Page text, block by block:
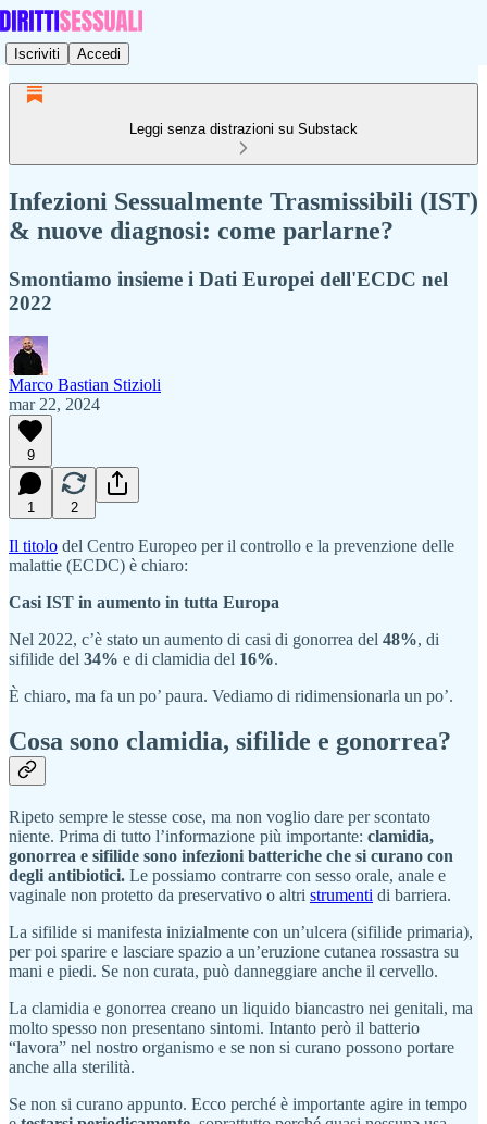
Iscriviti Accedi
Leggi senza distrazioni su Substack
Infezioni Sessualmente Trasmissibili (IST)
& nuove diagnosi: come parlarne?
Smontiamo insieme i Dati Europei dell'ECDC nel
2022
Marco Bastian Stizioli
mar 22, 2024
9
1 2
Il titolo del Centro Europeo per il controllo e la prevenzione delle
malattie (ECDC) è chiaro:
Casi IST in aumento in tutta Europa
Nel 2022, c’è stato un aumento di casi di gonorrea del 48%, di
sifilide del 34% e di clamidia del 16%.
È chiaro, ma fa un po’ paura. Vediamo di ridimensionarla un po’.
Cosa sono clamidia, sifilide e gonorrea?
Ripeto sempre le stesse cose, ma non voglio dare per scontato
niente. Prima di tutto l’informazione più importante: clamidia,
gonorrea e sifilide sono infezioni batteriche che si curano con
degli antibiotici. Le possiamo contrarre con sesso orale, anale e
vaginale non protetto da preservativo o altri strumenti di barriera.
La sifilide si manifesta inizialmente con un’ulcera (sifilide primaria),
per poi sparire e lasciare spazio a un’eruzione cutanea rossastra su
mani e piedi. Se non curata, può danneggiare anche il cervello.
La clamidia e gonorrea creano un liquido biancastro nei genitali, ma
molto spesso non presentano sintomi. Intanto però il batterio
“lavora” nel nostro organismo e se non si curano possono portare
anche alla sterilità.
Se non si curano appunto. Ecco perché è importante agire in tempo